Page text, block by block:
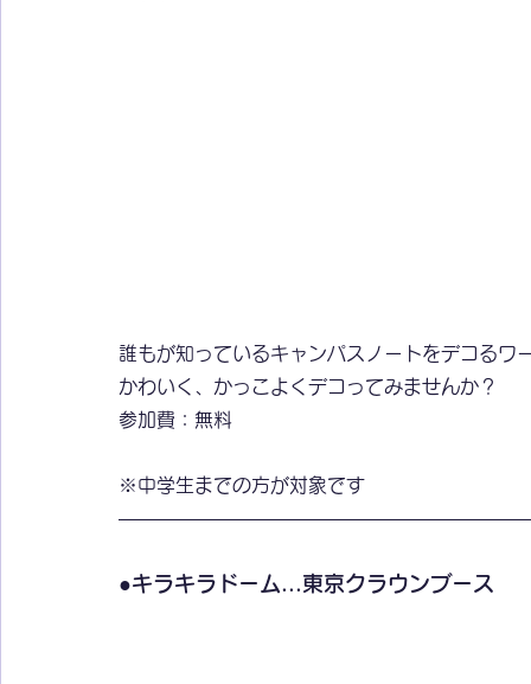
誰もが知っているキャンパスノートをデコるワ
かわいく、かっこよくデコってみませんか？
参加費：無料
※中学生までの方が対象です
●キラキラドーム...東京クラウンブース